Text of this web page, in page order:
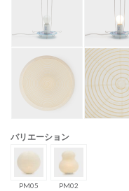
バリエーション
PM05 PM02